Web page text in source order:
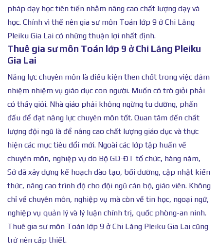
pháp dạy học tiên tiến nhằm nâng cao chất lượng dạy và
học. Chính vì thế nên gia sư môn Toán lớp 9 ở Chi Lăng
Pleiku Gia Lai có những thuận lợi nhất định.
Thuê gia sư môn Toán lớp 9 ở Chi Lăng Pleiku
Gia Lai
Năng lực chuyên môn là điều kiện then chốt trong việc đảm
nhiệm nhiệm vụ giáo dục con người. Muốn có trò giỏi phải
có thầy giỏi. Nhà giáo phải không ngừng tu dưỡng, phấn
đấu để đạt năng lực chuyên môn tốt. Quan tâm đến chất
lượng đội ngũ là để nâng cao chất lượng giáo dục và thực
hiện các mục tiêu đổi mới. Ngoài các lớp tập huấn về
chuyên môn, nghiệp vụ do Bộ GD-ĐT tổ chức, hàng năm,
Sở đã xây dựng kế hoạch đào tạo, bồi dưỡng, cập nhật kiến
thức, nâng cao trình độ cho đội ngũ cán bộ, giáo viên. Không
chỉ về chuyên môn, nghiệp vụ mà còn về tin học, ngoại ngữ,
nghiệp vụ quản lý và lý luận chính trị, quốc phòng-an ninh.
Thuê gia sư môn Toán lớp 9 ở Chi Lăng Pleiku Gia Lai cũng
trở nên cấp thiết.